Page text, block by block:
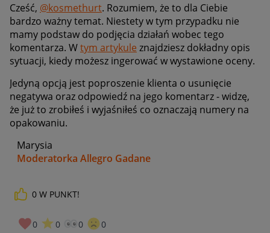
Cześć, @kosmethurt. Rozumiem, że to dla Ciebie
bardzo ważny temat. Niestety w tym przypadku nie
mamy podstaw do podjęcia działań wobec tego
komentarza. Wtym artykule znajdziesz dokładny opis
sytuacji, kiedy możesz ingerować w wystawione oceny.
Jedyną opcją jest poproszenie klienta o usunięcie
negatywa oraz odpowiedź na jego komentarz - widzę,
że już to zrobiłeś i wyjaśniłeś co oznaczają numery na
opakowaniu.
Marysia
Moderatorka Allegro Gadane
0 W PUNKT!
0 0 0 0